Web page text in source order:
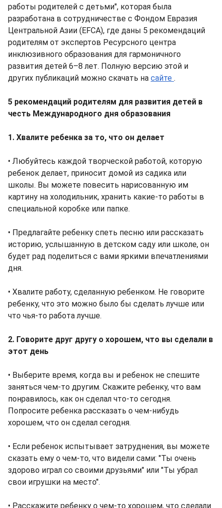
работы родителей с детьми", которая была
разработана в сотрудничестве с Фондом Евразия
Центральной Азии (EFCA), где даны 5 рекомендаций
родителям от экспертов Ресурсного центра
инклюзивного образования для гармоничного
развития детей 6–8 лет. Полную версию этой и
других публикаций можно скачать на сайте .
5 рекомендаций родителям для развития детей в
честь Международного дня образования
1. Хвалите ребенка за то, что он делает
• Любуйтесь каждой творческой работой, которую
ребенок делает, приносит домой из садика или
школы. Вы можете повесить нарисованную им
картину на холодильник, хранить какие-то работы в
специальной коробке или папке.
• Предлагайте ребенку спеть песню или рассказать
историю, услышанную в детском саду или школе, он
будет рад поделиться с вами яркими впечатлениями
дня.
• Хвалите работу, сделанную ребенком. Не говорите
ребенку, что это можно было бы сделать лучше или
что чья-то работа лучше.
2. Говорите друг другу о хорошем, что вы сделали в
этот день
• Выберите время, когда вы и ребенок не спешите
заняться чем-то другим. Скажите ребенку, что вам
понравилось, как он сделал что-то сегодня.
Попросите ребенка рассказать о чем-нибудь
хорошем, что он сделал сегодня.
• Если ребенок испытывает затруднения, вы можете
сказать ему о чем-то, что видели сами: "Ты очень
здорово играл со своими друзьями" или "Ты убрал
свои игрушки на место".
• Расскажите ребенку о чем-то хорошем, что сделали